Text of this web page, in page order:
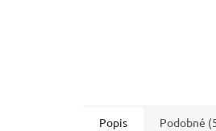
Popis Podobné